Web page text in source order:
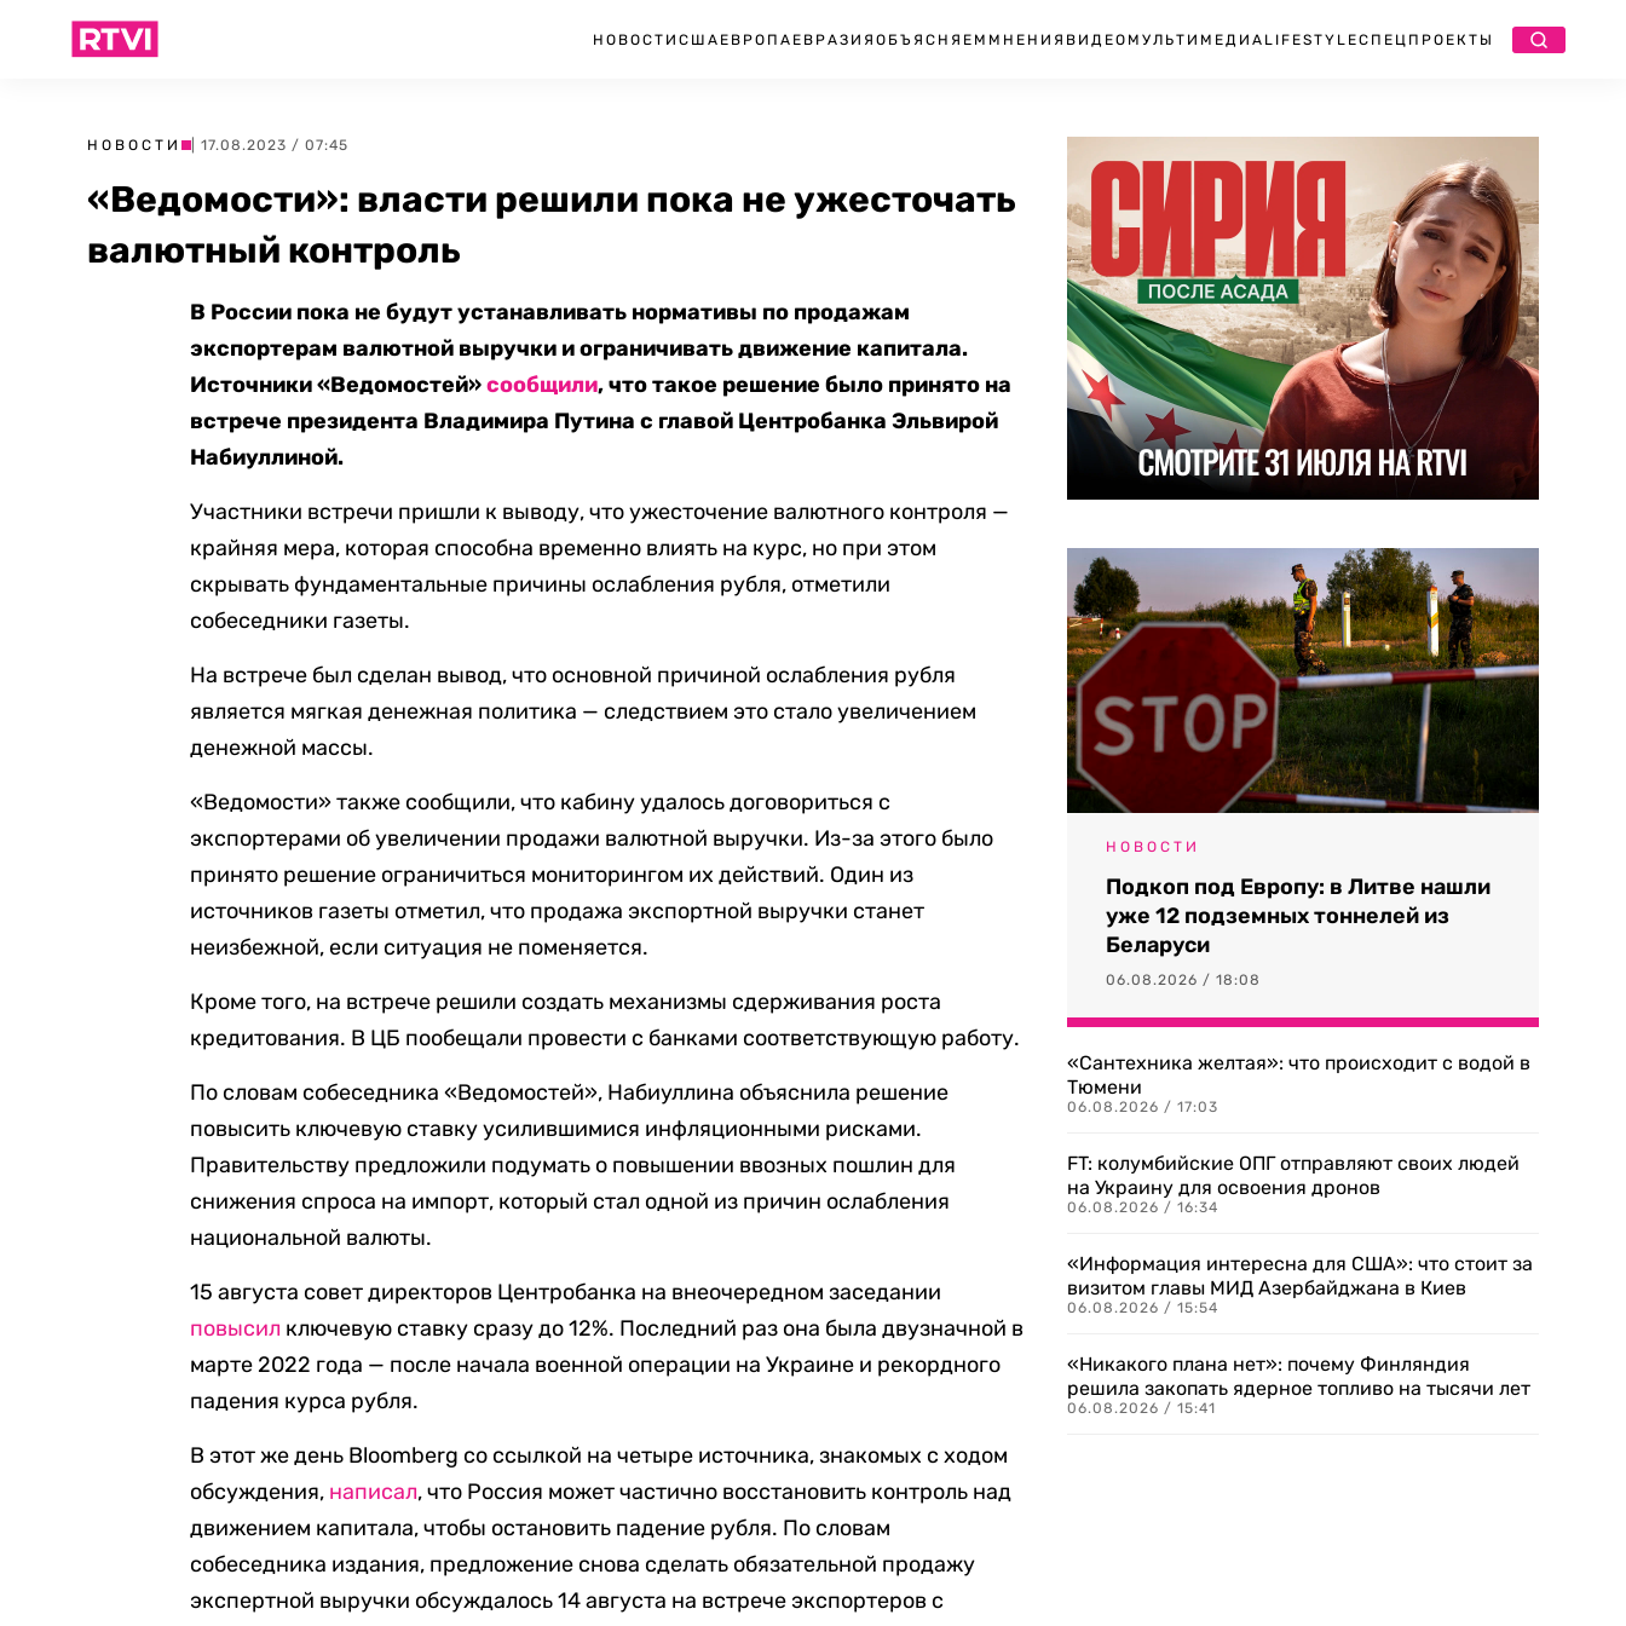
НОВОСТИ США ЕВРОПА ЕВРАЗИЯ ОБЪЯСНЯЕМ МНЕНИЯ ВИДЕО МУЛЬТИМЕДИА LIFESTYLEСПЕЦПРОЕКТЫ
НОВОСТИ | 17.08.2023 / 07:45
«Ведомости»: власти решили пока не ужесточать
валютный контроль
В России пока не будут устанавливать нормативы по продажам
экспортерам валютной выручки и ограничивать движение капитала.
Источники «Ведомостей»сообщили, что такое решение было принято на
встрече президента Владимира Путина с главой Центробанка Эльвирой
Набиуллиной.
Участники встречи пришли к выводу, что ужесточение валютного контроля —
крайняя мера, которая способна временно влиять на курс, но при этом
скрывать фундаментальные причины ослабления рубля, отметили
собеседники газеты.
На встрече был сделан вывод, что основной причиной ослабления рубля
является мягкая денежная политика — следствием это стало увеличением
денежной массы.
«Ведомости» также сообщили, что кабину удалось договориться с
экспортерами об увеличении продажи валютной выручки. Из-за этого было
принято решение ограничиться мониторингом их действий. Один из
источников газеты отметил, что продажа экспортной выручки станет
неизбежной, если ситуация не поменяется.
Кроме того, на встрече решили создать механизмы сдерживания роста
кредитования. В ЦБ пообещали провести с банками соответствующую работу.
По словам собеседника «Ведомостей», Набиуллина объяснила решение
повысить ключевую ставку усилившимися инфляционными рисками.
Правительству предложили подумать о повышении ввозных пошлин для
снижения спроса на импорт, который стал одной из причин ослабления
национальной валюты.
15 августа совет директоров Центробанка на внеочередном заседании
повысил ключевую ставку сразу до 12%. Последний раз она была двузначной в
марте 2022 года — после начала военной операции на Украине и рекордного
падения курса рубля.
В этот же день Bloomberg со ссылкой на четыре источника, знакомых с ходом
обсуждения, написал, что Россия может частично восстановить контроль над
движением капитала, чтобы остановить падение рубля. По словам
собеседника издания, предложение снова сделать обязательной продажу
экспертной выручки обсуждалось 14 августа на встрече экспортеров с
НОВОСТИ
Подкоп под Европу: в Литве нашли
уже 12 подземных тоннелей из
Беларуси
06.08.2026 / 18:08
«Сантехника желтая»: что происходит с водой в
Тюмени
06.08.2026 / 17:03
FT: колумбийские ОПГ отправляют своих людей
на Украину для освоения дронов
06.08.2026 / 16:34
«Информация интересна для США»: что стоит за
визитом главы МИД Азербайджана в Киев
06.08.2026 / 15:54
«Никакого плана нет»: почему Финляндия
решила закопать ядерное топливо на тысячи лет
06.08.2026 / 15:41